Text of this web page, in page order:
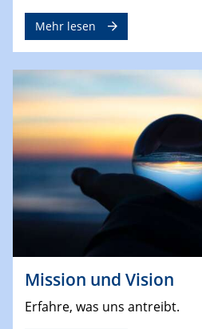
Mehr lesen
Mission und Vision
Erfahre, was uns antreibt.